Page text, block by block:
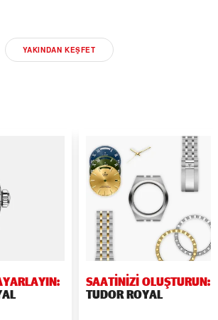
YAKINDAN KEŞFET
SAATINIZI OLUŞTURUN:
TUDOR ROYAL